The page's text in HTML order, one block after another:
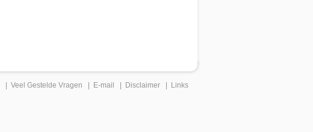
Veel Gestelde Vragen E-mail Disclaimer Links